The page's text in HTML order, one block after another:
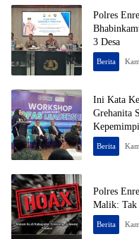
Polres
3 Desa
Berita
Ini Kata
Grehanita
Berita
Polres
Malik: Tak
Berita